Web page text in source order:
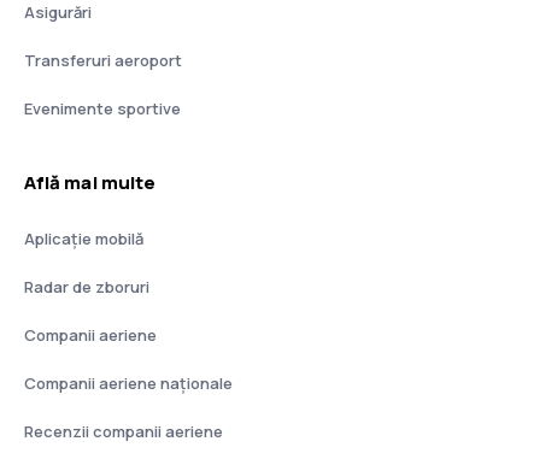
Asigurări
Transferuri aeroport
Evenimente sportive
Află mai multe
Aplicație mobilă
Radar de zboruri
Companii aeriene
Companii aeriene naţionale
Recenzii companii aeriene